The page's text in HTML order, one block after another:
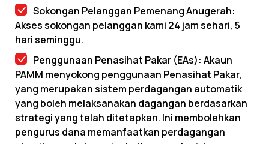
Sokongan Pelanggan Pemenang Anugerah:
Akses sokongan pelanggan kami 24 jam sehari, 5
hari seminggu.
Penggunaan Penasihat Pakar (EAs): Akaun
PAMM menyokong penggunaan Penasihat Pakar,
yang merupakan sistem perdagangan automatik
yang boleh melaksanakan dagangan berdasarkan
strategi yang telah ditetapkan. Ini membolehkan
pengurus dana memanfaatkan perdagangan